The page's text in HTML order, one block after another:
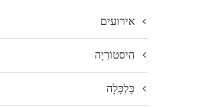
אירועים
הִיסטוֹרִיָה
כַּלְכָּלָה